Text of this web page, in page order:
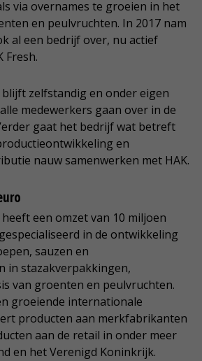
via overnames te groeien in het
en peulvruchten. In 2017 nam
al een bedrijf over, nu actief
Fresh.
blijft zelfstandig en onder eigen
medewerkers gaan over in de
gaat het bedrijf wat betreft
en
nauw samenwerken met HAK.
een omzet van 10 miljoen
in de ontwikkeling
sauzen en
in stazakverpakkingen,
van groenten en peulvruchten.
groeiende internationale
producten aan merkfabrikanten
aan de retail in onder meer
en het Verenigd Koninkrijk.